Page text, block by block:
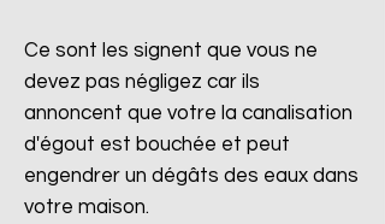
Ce sont les signent que vous ne
devez pas négligez car ils
annoncent que votre la canalisation
d'égout est bouchée et peut
engendrer un dégâts des eaux dans
votre maison.